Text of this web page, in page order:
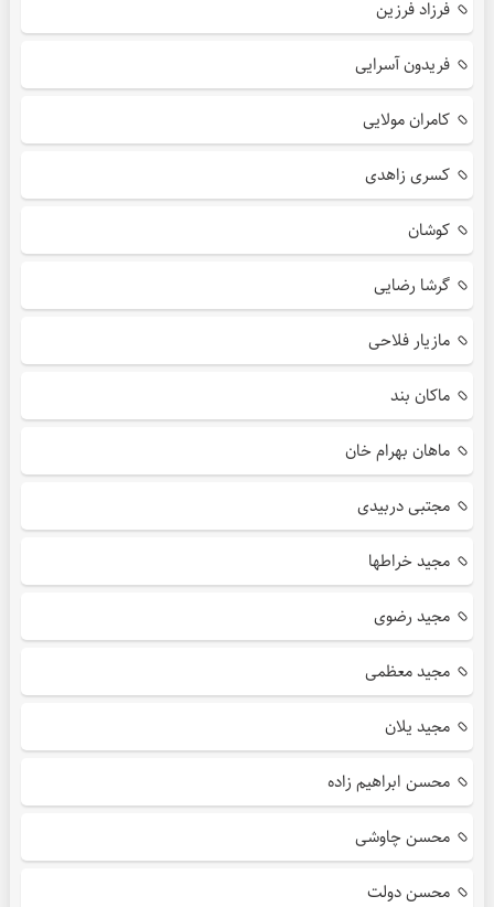
فرزاد فرزین
فریدون آسرایی
کامران مولایی
کسری زاهدی
کوشان
گرشا رضایی
مازیار فلاحی
ماکان بند
ماهان بهرام خان
مجتبی دربیدی
مجید خراطها
مجید رضوی
مجید معظمی
مجید یلان
محسن ابراهیم زاده
محسن چاوشی
محسن دولت